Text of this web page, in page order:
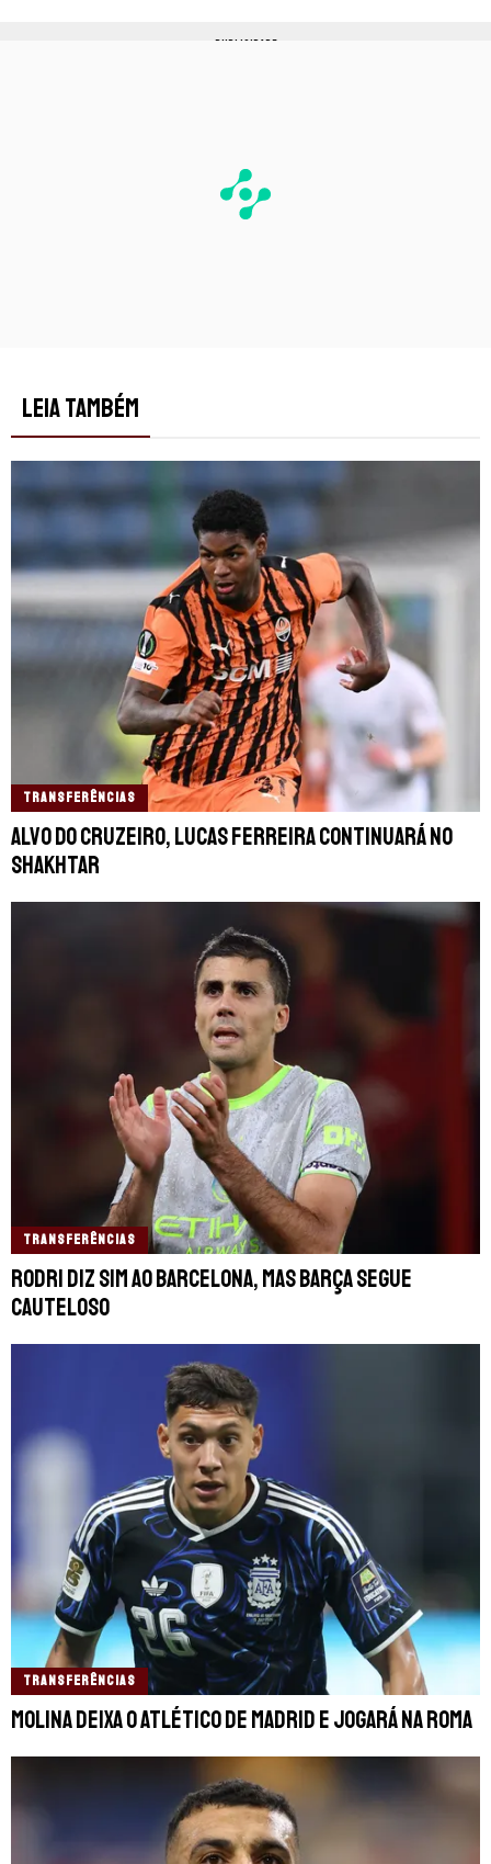
PUBLICIDADE
LEIA TAMBÉM
TRANSFERÊNCIAS
Alvo do Cruzeiro, Lucas Ferreira continuará no
Shakhtar
TRANSFERÊNCIAS
Rodri diz sim ao Barcelona, mas Barça segue
cauteloso
TRANSFERÊNCIAS
Molina deixa o Atlético de Madrid e jogará na Roma